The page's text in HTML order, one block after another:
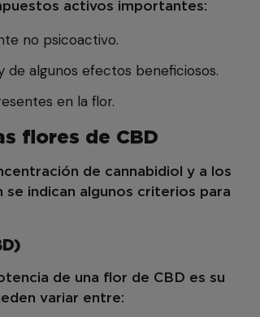
activos importantes:
no psicoactivo.
de algunos efectos beneficiosos.
en la flor.
flores de CBD
de cannabidiol y a los
indican algunos criterios para
de una flor de CBD es su
variar entre: